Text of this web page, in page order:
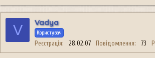
V Vadya
Користувач
Реєстрація 28.02.07 Повідомлення 73